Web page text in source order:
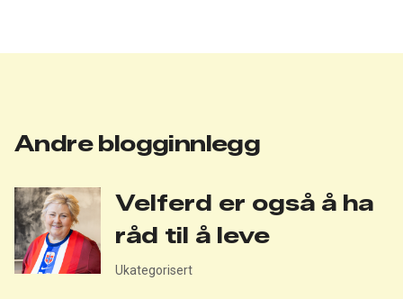
Andre blogginnlegg
Velferd er også å ha
råd til å leve
Ukategorisert